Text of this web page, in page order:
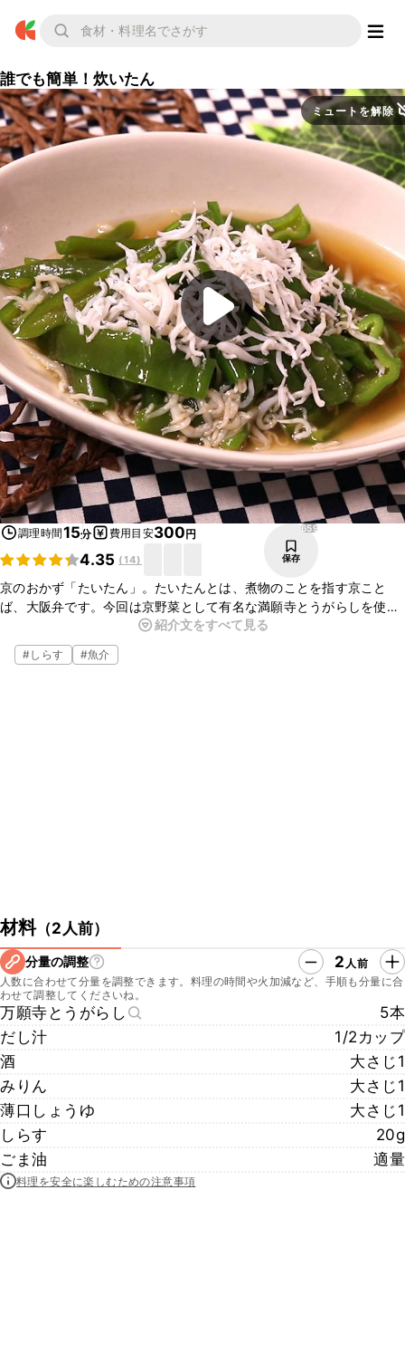
誰でも簡単！炊いたん
ミュートを解除
調理時間15分 費用目安300円
4.35 (14)
659
保存
京のおかず「たいたん」。たいたんとは、煮物のことを指す京こと
ば、大阪弁です。今回は京野菜として有名な満願寺とうがらしを使用
してシンプルなたいたんに仕上げました。満願寺とうがらしは辛味が
少なく、柔らかい食感とほんのりとした甘みが美味しい野菜です。
紹介文をすべて見る
#しらす #魚介
材料（2人前）
分量の調整 2 人前
人数に合わせて分量を調整できます。料理の時間や火加減など、手順も分量に合
わせて調整してくださいね。
万願寺とうがらし
5本
だし汁
1/2カップ
酒
大さじ1
みりん
大さじ1
薄口しょうゆ
大さじ1
しらす
20g
ごま油
適量
料理を安全に楽しむための注意事項